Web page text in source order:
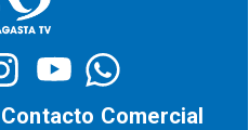
Contacto Comercial